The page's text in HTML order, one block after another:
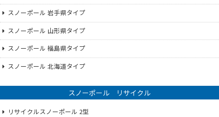
スノーポール 岩手県タイプ
スノーポール 山形県タイプ
スノーポール 福島県タイプ
スノーポール 北海道タイプ
スノーポール リサイクル
リサイクルスノーポール 2型